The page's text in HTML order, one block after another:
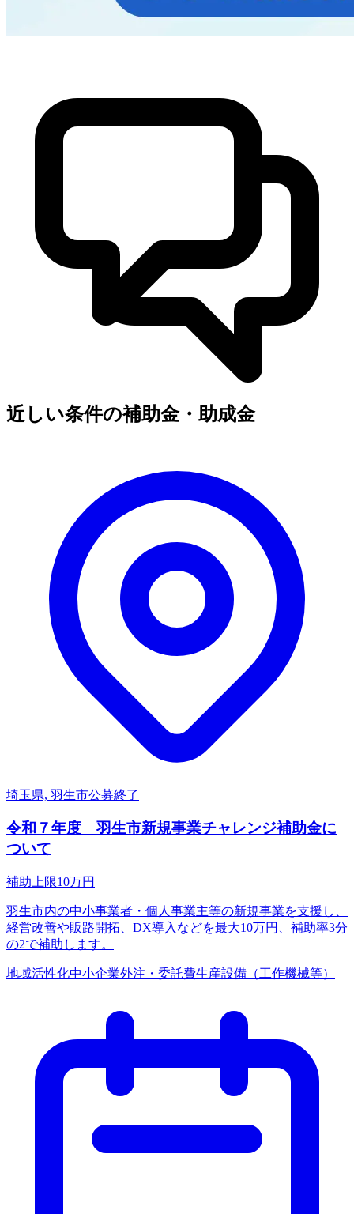
近しい条件の補助金・助成金
埼玉県, 羽生市公募終了
令和７年度 羽生市新規事業チャレンジ補助金に
ついて
補助上限10万円
羽生市内の中小事業者・個人事業主等の新規事業を支援し、
経営改善や販路開拓、DX導入などを最大10万円、補助率3分
の2で補助します。
地域活性化中小企業外注・委託費生産設備（工作機械等）